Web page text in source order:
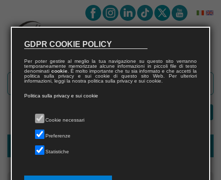
Recupera username
GDPR COOKIE POLICY
Per poter gestire al meglio la tua navigazione su questo sito verranno
temporaneamente memorizzate alcune informazioni in piccoli file di testo
denominati cookie. È molto importante che tu sia informato e che accetti la
politica sulla privacy e sui cookie di questo sito Web. Per ulteriori
informazioni, leggi la nostra politica sulla privacy e sui cookie.
Politica sulla privacy e sui cookie
Cookie necessari
Preferenze
Statistiche